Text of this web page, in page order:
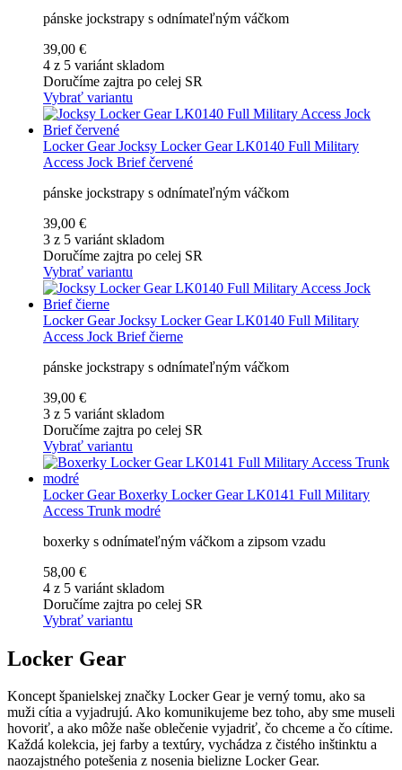
pánske jockstrapy s odnímateľným váčkom
39,00 €
4 z 5 variánt skladom
Doručíme zajtra po celej SR
Vybrať variantu
Locker Gear Jocksy Locker Gear LK0140 Full Military
Access Jock Brief červené
pánske jockstrapy s odnímateľným váčkom
39,00 €
3 z 5 variánt skladom
Doručíme zajtra po celej SR
Vybrať variantu
Locker Gear Jocksy Locker Gear LK0140 Full Military
Access Jock Brief čierne
pánske jockstrapy s odnímateľným váčkom
39,00 €
3 z 5 variánt skladom
Doručíme zajtra po celej SR
Vybrať variantu
Locker Gear Boxerky Locker Gear LK0141 Full Military
Access Trunk modré
boxerky s odnímateľným váčkom a zipsom vzadu
58,00 €
4 z 5 variánt skladom
Doručíme zajtra po celej SR
Vybrať variantu
Locker Gear
Koncept španielskej značky Locker Gear je verný tomu, ako sa
muži cítia a vyjadrujú. Ako komunikujeme bez toho, aby sme museli
hovoriť, a ako môže naše oblečenie vyjadriť, čo chceme a čo cítime.
Každá kolekcia, jej farby a textúry, vychádza z čistého inštinktu a
naozajstného potešenia z nosenia bielizne Locker Gear.